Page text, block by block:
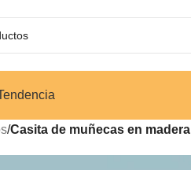
/Casita de muñecas en madera